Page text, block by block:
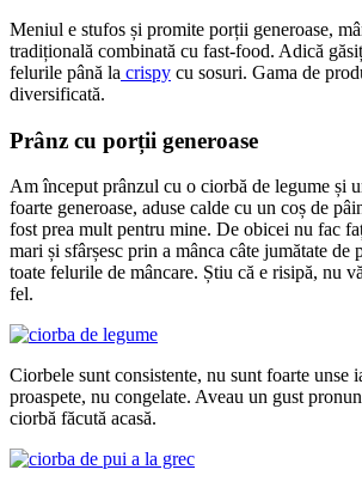
Meniul e stufos și promite porții generoase,
tradițională combinată cu fast-food. Adică
felurile până la crispy cu sosuri. Gama de
diversificată.
Prânz cu porții generoase
Am început prânzul cu o ciorbă de legume și
foarte generoase, aduse calde cu un coș de
fost prea mult pentru mine. De obicei nu fac
mari și sfârșesc prin a mânca câte jumătate de
toate felurile de mâncare. Știu că e risipă, nu
fel.
Ciorbele sunt consistente, nu sunt foarte unse
proaspete, nu congelate. Aveau un gust
ciorbă făcută acasă.